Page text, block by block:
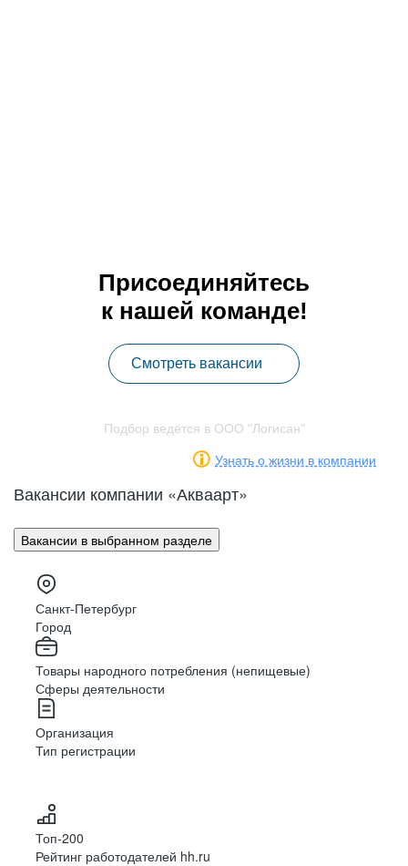
Присоединяйтесь
к нашей команде!
Смотреть вакансии
Подбор ведётся в ООО "Логисан"
Узнать о жизни в компании
Вакансии компании «Акваарт»
Вакансии в выбранном разделе
Санкт-Петербург
Город
Товары народного потребления (непищевые)
Сферы деятельности
Организация
Тип регистрации
Топ-200
Рейтинг работодателей hh.ru